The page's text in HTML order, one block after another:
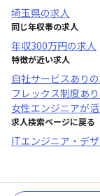
埼玉県の求人
同じ年収帯の求人
年収300万円の求人
特徴が近い求人
自社サービスあり
フレックス制度あり
女性エンジニアが
求人検索ページに戻る
ITエンジニア・デ